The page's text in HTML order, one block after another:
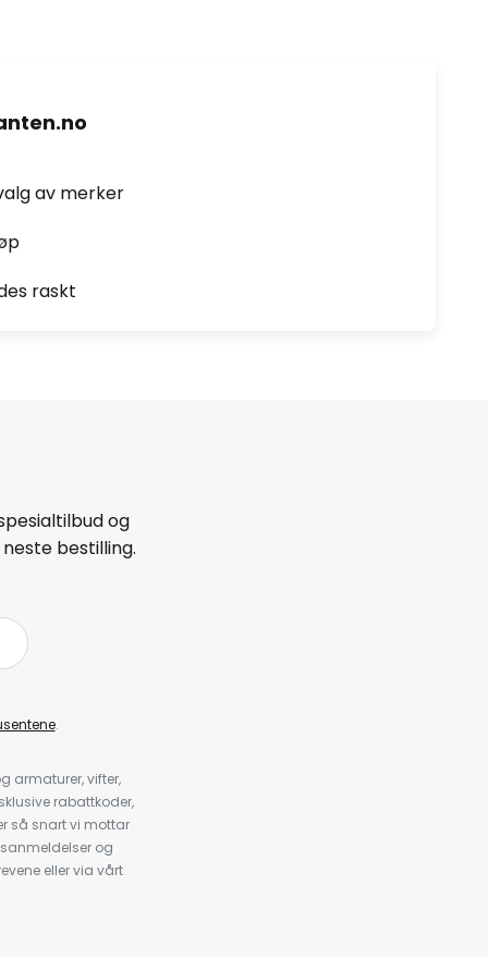
av merker
raskt
og
bestilling.
.
armaturer, vifter,
rabattkoder,
så snart vi mottar
og
eller via vårt